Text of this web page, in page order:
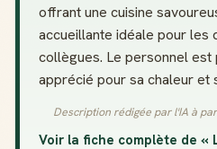
offrant une cuisine
accueillante idéale pour les
collègues. Le personnel
apprécié pour sa chaleur et
Description rédigée par l'IA à
Voir la fiche complète de «